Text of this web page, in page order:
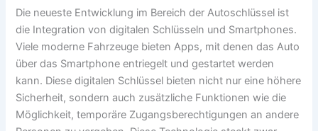
Die neueste Entwicklung im Bereich der Autoschlüssel ist
die Integration von digitalen Schlüsseln und Smartphones.
Viele moderne Fahrzeuge bieten Apps, mit denen das Auto
über das Smartphone entriegelt und gestartet werden
kann. Diese digitalen Schlüssel bieten nicht nur eine höhere
Sicherheit, sondern auch zusätzliche Funktionen wie die
Möglichkeit, temporäre Zugangsberechtigungen an andere